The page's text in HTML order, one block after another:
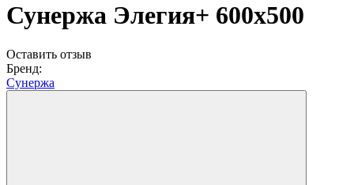
Сунержа Элегия+ 600х500
Оставить отзыв
Бренд:
Сунержа